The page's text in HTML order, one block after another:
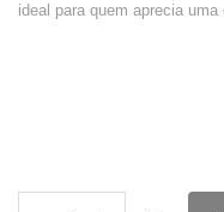
ideal para quem aprecia